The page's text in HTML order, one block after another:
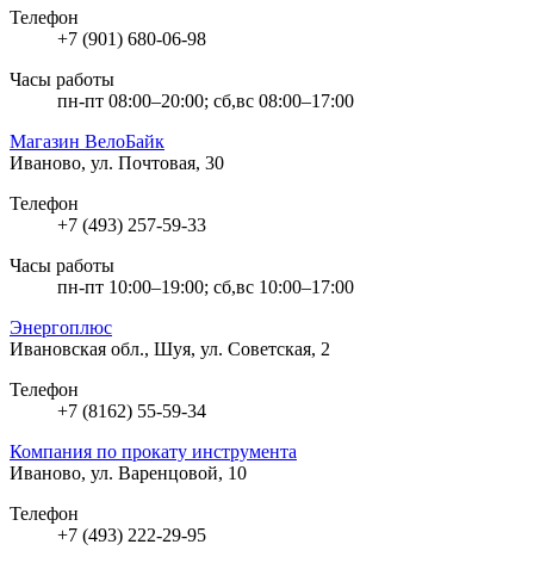
Телефон
+7 (901) 680-06-98
Часы работы
пн-пт 08:00–20:00; сб,вс 08:00–17:00
Магазин ВелоБайк
Иваново, ул. Почтовая, 30
Телефон
+7 (493) 257-59-33
Часы работы
пн-пт 10:00–19:00; сб,вс 10:00–17:00
Энергоплюс
Ивановская обл., Шуя, ул. Советская, 2
Телефон
+7 (8162) 55-59-34
Компания по прокату инструмента
Иваново, ул. Варенцовой, 10
Телефон
+7 (493) 222-29-95